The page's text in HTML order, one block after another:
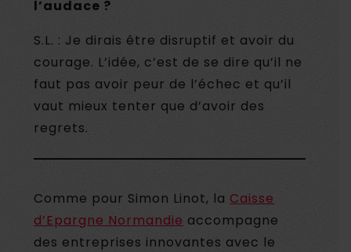
l’audace ?
S.L. : Je dirais être disruptif et avoir du
courage. L’idée, c’est de se dire qu’il ne
faut pas avoir peur de l’échec et qu’il
vaut mieux tenter que d’avoir des
regrets.
Comme pour Simon Linot, la Caisse
d’Epargne Normandie accompagne
des entreprises innovantes avec le